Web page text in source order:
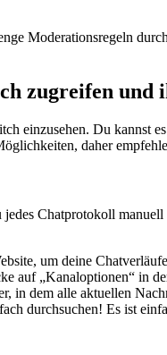
Moderationsregeln
zugreifen und
einzusehen. Du kannst
daher
Chatprotokoll
um deine
auf „Kanaloptionen“ in
in dem alle aktuellen
durchsuchen! Es ist